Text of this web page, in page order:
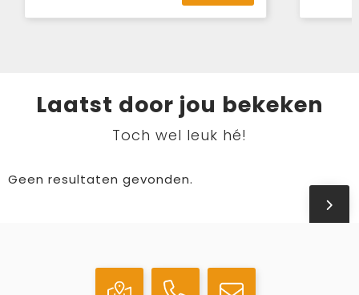
Laatst door jou bekeken
Toch wel leuk hé!
Geen resultaten gevonden.